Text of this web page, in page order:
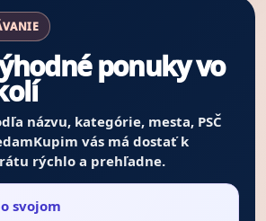
ponuky vo
názvu, kategórie, mesta, PSČ
vás má dostať k
rýchlo a prehľadne.
svojom